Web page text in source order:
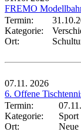
FREMO
Termin:
Kategorie:
Ort:
07.11. 2026
6. Offene
Termin:
Kategorie:
Sport
Ort:
Neue